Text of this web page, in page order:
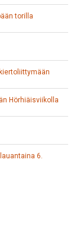
torilla
Hörhiäisviikolla
6.